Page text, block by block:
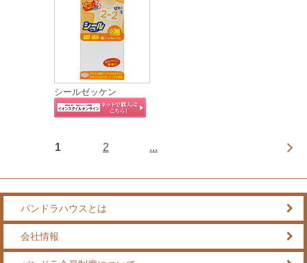
シールゼッケン
1 2 ...
パンドラハウスとは
会社情報